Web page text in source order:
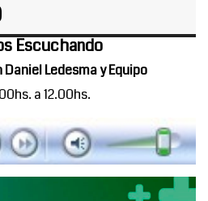
Escuchando
Ledesma y Equipo
a 12.00hs.